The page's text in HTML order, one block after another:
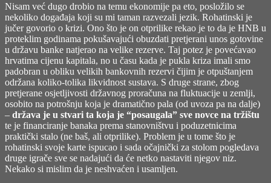
Nisam već dugo drobio na temu ekonomije pa eto, posložilo se
nekoliko događaja koji su mi taman razvezali jezik. Rohatinski je
jučer govorio o krizi. Ono što je on otprilike rekao je to da je HNB u
proteklim godinama pokušavajući obuzdati pretjerani unos gotovine
u državu banke natjerao na velike rezerve. Taj potez je povećavao
hrvatima cijenu kapitala, no u času kada je pukla kriza imali smo
padobran u obliku velikih bankovnih rezervi čijim je otpuštanjem
održana koliko-tolika likvidnost sustava. S druge strane, zbog
pretjerane osjetljivosti državnog proračuna na fluktuacije u zemlji,
osobito na potrošnju koja je dramatično pala (od uvoza pa na dalje)
– država je u stvari ta koja je “posaugala” sve novce na tržištu
te je financiranje banaka prema stanovništvu i poduzetnicima
praktički stalo (ne baš, ali otprilike). Problem je u tome što je
rohatinski svoje karte ispucao i sada očajnički za stolom pogledava
druge igrače sve se nadajući da će netko nastaviti njegov niz.
Nekako si mislim da je neshvaćen i usamljen.